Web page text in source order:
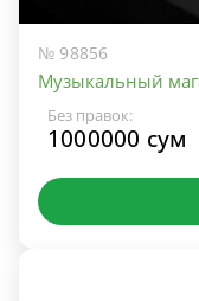
№ 98856
Музыкальный
Без правок:
1000000 сум